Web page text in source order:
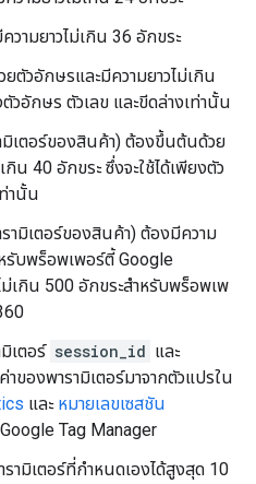
ามยาวไม่เกิน 36 อักขระ
ตัวอักษรและมีความยาวไม่เกิน
วอักษร ตัวเลข และขีดล่างเท่านั้น
มิเตอร์ของสินค้า) ต้องขึ้นต้นด้วย
น 40 อักขระ ซึ่งจะใช้ได้เพียงตัว
านั้น
รามิเตอร์ของสินค้า) ต้องมีความ
รับพร็อพเพอร์ตี้ Google
เกิน 500 อักขระสําหรับพร็อพเพ
เตอร์ session_id และ
าของพารามิเตอร์มาจากตัวแปรใน
และ หมายเลขเซสชัน
Tag Manager
ามิเตอร์ที่กําหนดเองได้สูงสุด 10